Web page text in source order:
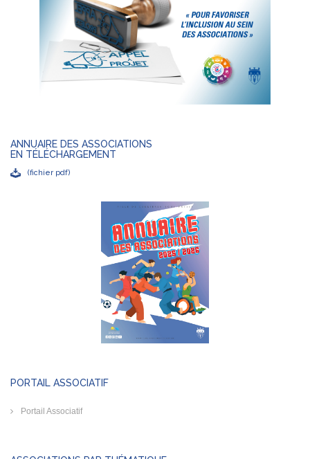
ANNUAIRE DES ASSOCIATIONS
EN TÉLÉCHARGEMENT
(fichier pdf)
PORTAIL ASSOCIATIF
Portail Associatif